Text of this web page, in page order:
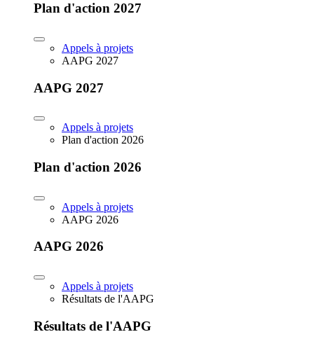
Plan d'action 2027
Appels à projets
AAPG 2027
AAPG 2027
Appels à projets
Plan d'action 2026
Plan d'action 2026
Appels à projets
AAPG 2026
AAPG 2026
Appels à projets
Résultats de l'AAPG
Résultats de l'AAPG